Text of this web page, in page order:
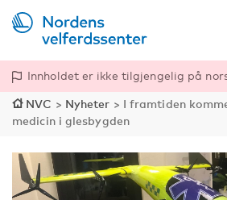
Innholdet er ikke tilgjengelig på
NVC > Nyheter > I framtiden
medicin i glesbygden